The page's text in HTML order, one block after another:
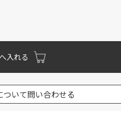
入れる
ついて問い合わせる